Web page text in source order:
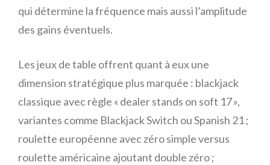
qui détermine la fréquence mais aussi l’amplitude
des gains éventuels.
Les jeux de table offrent quant à eux une
dimension stratégique plus marquée : blackjack
classique avec règle « dealer stands on soft 17 »,
variantes comme Blackjack Switch ou Spanish 21 ;
roulette européenne avec zéro simple versus
roulette américaine ajoutant double zéro ;